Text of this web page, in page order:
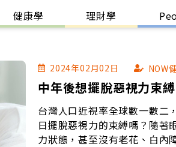
健康學 理財學
2024年02月02日 NOW
中年後想擺脫惡視力束
台灣人口近視率全球數一數二
日擺脫惡視力的束縛嗎？隨著
力狀態，甚至沒有老花、白內